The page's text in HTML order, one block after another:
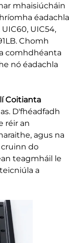
mhaisiúcháin
éadachla
UIC60, UIC54,
Chomh
comhdhéanta
nó éadachla
Coitianta
D'fhéadfadh
réir an
agus na
cruinn do
teagmháil le
a